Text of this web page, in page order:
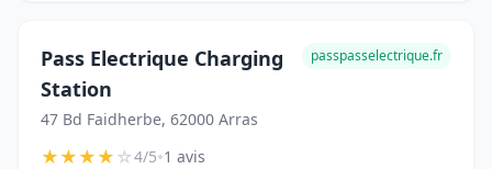
Pass Electrique Charging
Station
47 Bd Faidherbe, 62000 Arras
passpasselectrique.fr
★★★★☆4/5•1 avis